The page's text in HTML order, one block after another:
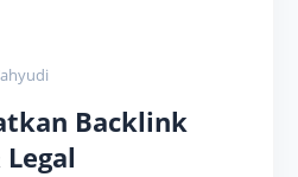
Backlink